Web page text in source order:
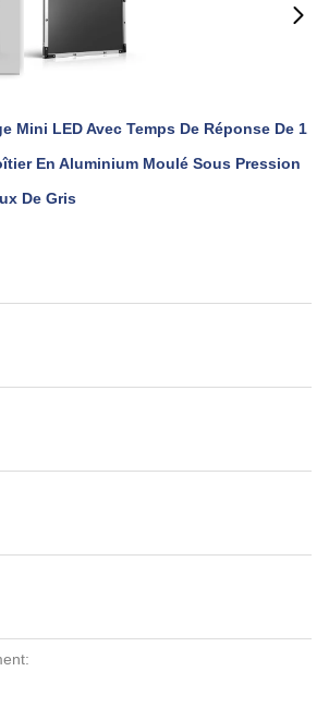
Mini LED Avec Temps De Réponse De 1
En Aluminium Moulé Sous Pression
De Gris